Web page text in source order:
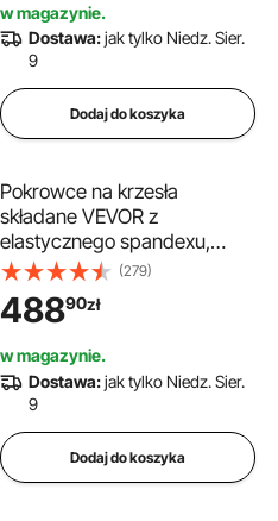
uroczystości (opakowanie
100 sztuk, czarne)
w magazynie.
Dostawa:jak tylko Niedz. Sier.
9
Dodaj do koszyka
Pokrowce na krzesła
składane VEVOR z
elastycznego spandexu,
uniwersalne, zdejmowane i
nadające się do prania, na
wesela i święta (opakowanie
(279)
48890zł
w magazynie.
Dostawa:jak tylko Niedz. Sier.
9
Dodaj do koszyka